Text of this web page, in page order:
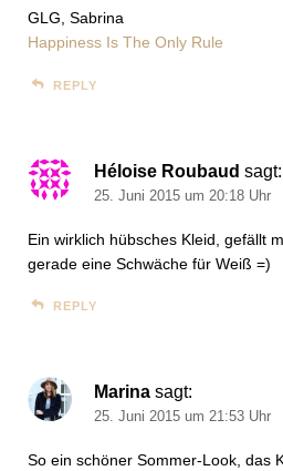
GLG, Sabrina
Happiness Is The Only Rule
REPLY
Héloise Roubaud sagt:
25. Juni 2015 um 20:18 Uhr
Ein wirklich hübsches Kleid, gefällt
gerade eine Schwäche für Weiß =)
REPLY
Marina sagt:
25. Juni 2015 um 21:53 Uhr
So ein schöner Sommer-Look, das